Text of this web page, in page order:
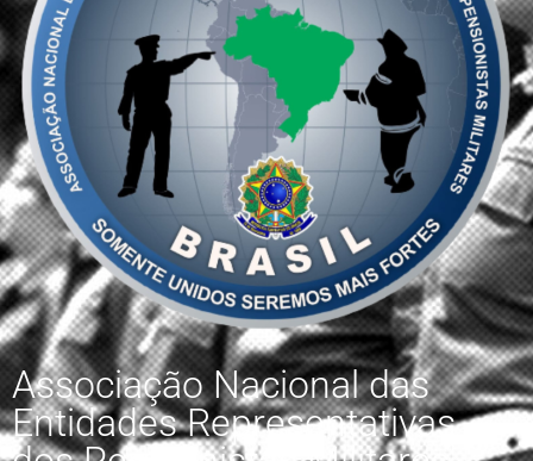
Associação Nacional das
Entidades Representativas